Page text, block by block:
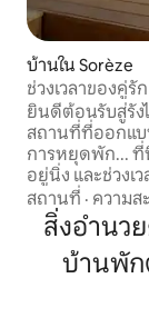
บ้านใน Sorèze
ช่วงเวลาของคู่รัก
ยินดีต้อนรับสู่รังไหมของ
สถานที่ที่ออกแบ
การหยุดพัก... ที่นี่ เวลาผ่านไปช้าลง สายตา
อยู่นิ่ง และช่วงเ
แตกต่างออกไป มีทุกอย่างเพื่อสร้างความ
ทรงจำที่สวยงา
ปา บรรยากาศ
สะดวกสบายของที่พัก นั่งสบา
ตัวเองหลงใหล
สถานที่ · ความส
สิ่งอำนว
บ้านพัก